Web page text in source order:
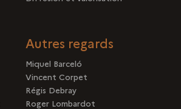
Autres regards
Miquel Barceló
Vincent Corpet
Régis Debray
Roger Lombardot